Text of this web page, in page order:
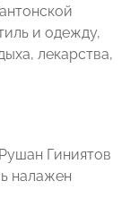
и одежду,
лекарства,
Гиниятов
налажен